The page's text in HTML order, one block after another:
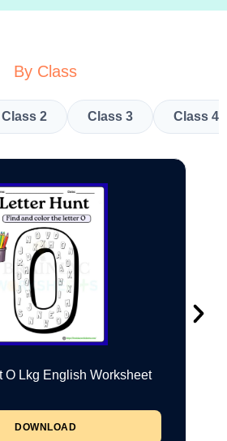
By Class
Class 2 Class 3 Class 4
O Lkg English Worksheet
DOWNLOAD